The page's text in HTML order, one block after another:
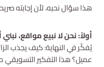
هذا سؤال نحبه، لأن إجابته
أولاً: نحن لا نبيع مواقع،
يُفكّر في النهاية: كيف يجذب
عميل؟ هذا التفكير التسويقي